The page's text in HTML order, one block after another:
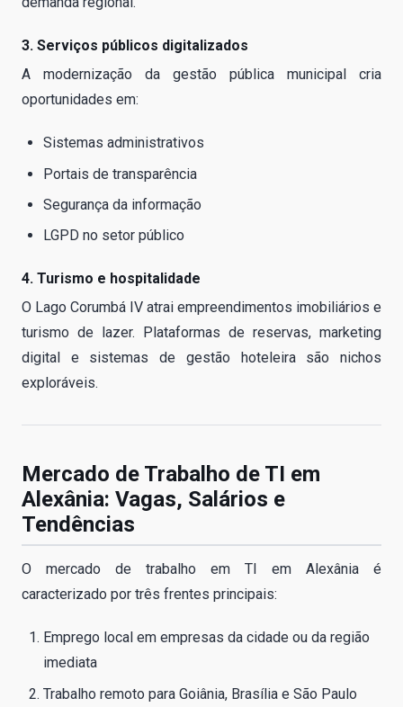
3. Serviços públicos digitalizados
A modernização da gestão pública municipal cria
oportunidades em:
Sistemas administrativos
Portais de transparência
Segurança da informação
LGPD no setor público
4. Turismo e hospitalidade
O Lago Corumbá IV atrai empreendimentos imobiliários e
turismo de lazer. Plataformas de reservas, marketing
digital e sistemas de gestão hoteleira são nichos
exploráveis.
Mercado de Trabalho de TI em
Alexânia: Vagas, Salários e
Tendências
O mercado de trabalho em TI em Alexânia é
caracterizado por três frentes principais:
Emprego local em empresas da cidade ou da região
imediata
Trabalho remoto para Goiânia, Brasília e São Paulo